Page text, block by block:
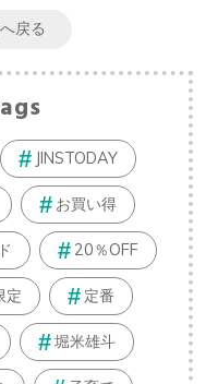
戻る
JINSTODAY
お買い得
20％OFF
定 定番
堀米雄斗